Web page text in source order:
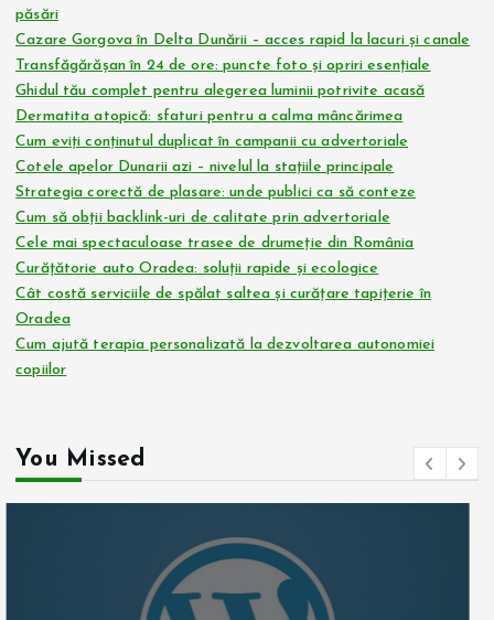
păsări
Cazare Gorgova în Delta Dunării – acces rapid la lacuri și canale
Transfăgărășan în 24 de ore: puncte foto și opriri esențiale
Ghidul tău complet pentru alegerea luminii potrivite acasă
Dermatita atopică: sfaturi pentru a calma mâncărimea
Cum eviți conținutul duplicat în campanii cu advertoriale
Cotele apelor Dunarii azi – nivelul la stațiile principale
Strategia corectă de plasare: unde publici ca să conteze
Cum să obții backlink-uri de calitate prin advertoriale
Cele mai spectaculoase trasee de drumeție din România
Curățătorie auto Oradea: soluții rapide și ecologice
Cât costă serviciile de spălat saltea și curățare tapițerie în
Oradea
Cum ajută terapia personalizată la dezvoltarea autonomiei
copiilor
You Missed